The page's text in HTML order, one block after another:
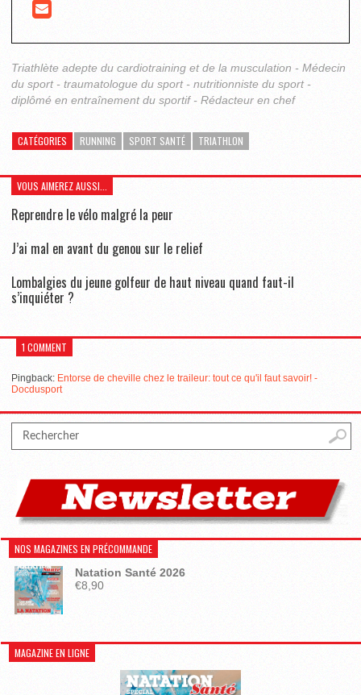
Triathlète adepte du cardiotraining et de la musculation - Médecin
du sport - traumatologue du sport - nutritionniste du sport -
diplômé en entraînement du sportif - Rédacteur en chef
CATÉGORIES RUNNING SPORT SANTÉ TRIATHLON
VOUS AIMEREZ AUSSI...
Reprendre le vélo malgré la peur
J’ai mal en avant du genou sur le relief
Lombalgies du jeune golfeur de haut niveau quand faut-il
s’inquiéter ?
1 COMMENT
Pingback: Entorse de cheville chez le traileur: tout ce qu'il faut savoir! -
Docdusport
NOS MAGAZINES EN PRÉCOMMANDE
Natation Santé 2026
€8,90
MAGAZINE EN LIGNE